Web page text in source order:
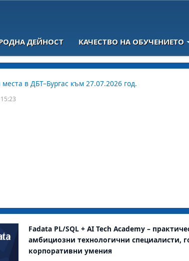
ДЕЙНОСТ КАЧЕСТВО НА ОБУЧЕНИЕТО
в ДБТ–Бургас към 27.07.2026 год.
Fadata PL/SQL + AI Tech Academy –
амбициозни технологични специалисти,
корпоративни умения